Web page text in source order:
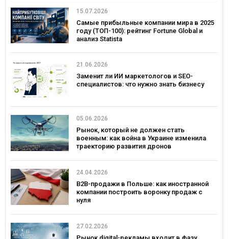
15.07.2026
Самые прибыльные компании мира в 2025
году (ТОП-100): рейтинг Fortune Global и
анализ Statista
21.06.2026
Заменит ли ИИ маркетологов и SEO-
специалистов: что нужно знать бизнесу
05.06.2026
Рынок, который не должен стать
военным: как война в Украине изменила
траекторию развития дронов
24.04.2026
B2B-продажи в Польше: как иностранной
компании построить воронку продаж с
нуля
27.02.2026